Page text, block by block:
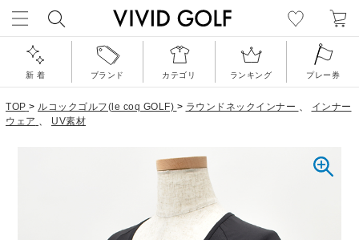
新 着 ブランド カテゴリ ランキング プレー券
TOP > ルコックゴルフ(le coq GOLF) > ラウンドネックインナー 、
インナー
ウェア 、 UV素材